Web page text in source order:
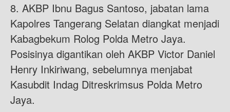
8. AKBP Ibnu Bagus Santoso, jabatan lama
Kapolres Tangerang Selatan diangkat menjadi
Kabagbekum Rolog Polda Metro Jaya.
Posisinya digantikan oleh AKBP Victor Daniel
Henry Inkiriwang, sebelumnya menjabat
Kasubdit Indag Ditreskrimsus Polda Metro
Jaya.